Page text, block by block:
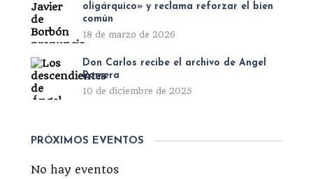
oligárquico» y reclama reforzar el bien
común
18 de marzo de 2026
Don Carlos recibe el archivo de Ángel
Romera
10 de diciembre de 2025
PRÓXIMOS EVENTOS
No hay eventos